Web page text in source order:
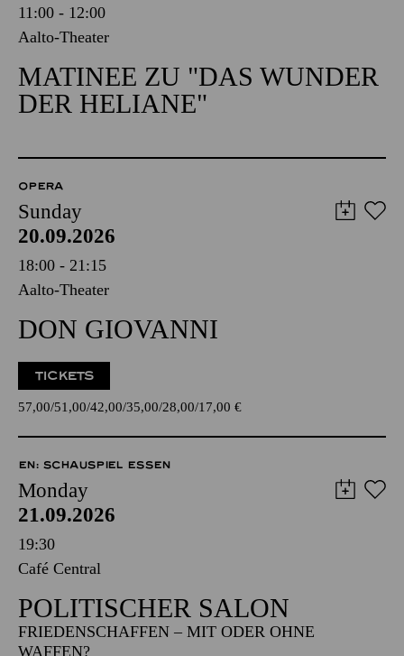
11:00 - 12:00
Aalto-Theater
MATINEE ZU "DAS WUNDER
DER HELIANE"
OPERA
Sunday
20.09.2026
18:00 - 21:15
Aalto-Theater
DON GIOVANNI
TICKETS
57,00 51,00 42,00 35,00 28,00 17,00 €
EN: SCHAUSPIEL ESSEN
Monday
21.09.2026
19:30
Café Central
POLITISCHER SALON
FRIEDENSCHAFFEN – MIT ODER OHNE
WAFFEN?